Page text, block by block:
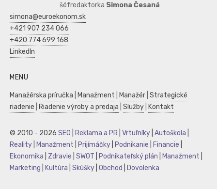
šéfredaktorka Simona Česaná
simona@euroekonom.sk
+421 907 234 066
+420 774 699 168
LinkedIn
MENU
Manažérska príručka Manažment Manažér Strategické
riadenie
Riadenie výroby a predaja Služby Kontakt
© 2010 - 2026 SEO Reklama a PR Vrtuľníky Autoškola
Reality
Manažment Prijímáčky Podnikanie Financie
Ekonomika
Zdravie SWOT Podnikateľský plán Manažment
Marketing
Kultúra Skúšky Obchod Dovolenka